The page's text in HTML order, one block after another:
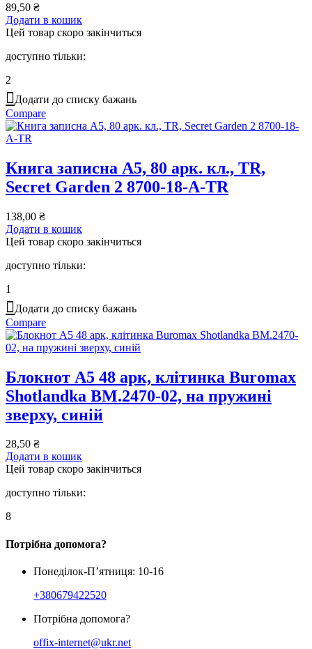
89,50 ₴
Додати в кошик
Цей товар скоро закінчиться
доступно тільки:
2
Додати до списку бажань
Compare
Книга записна A5, 80 арк. кл., TR,
Secret Garden 2 8700-18-A-TR
138,00 ₴
Додати в кошик
Цей товар скоро закінчиться
доступно тільки:
1
Додати до списку бажань
Compare
Блокнот А5 48 арк, клітинка Buromax
Shotlandka BM.2470-02, на пружині
зверху, синій
28,50 ₴
Додати в кошик
Цей товар скоро закінчиться
доступно тільки:
8
Потрібна допомога?
Понеділок-П’ятниця: 10-16
+380679422520
Потрібна допомога?
offix-internet@ukr.net